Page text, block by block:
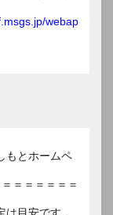
webap
もとホームペ
＝＝＝＝＝＝